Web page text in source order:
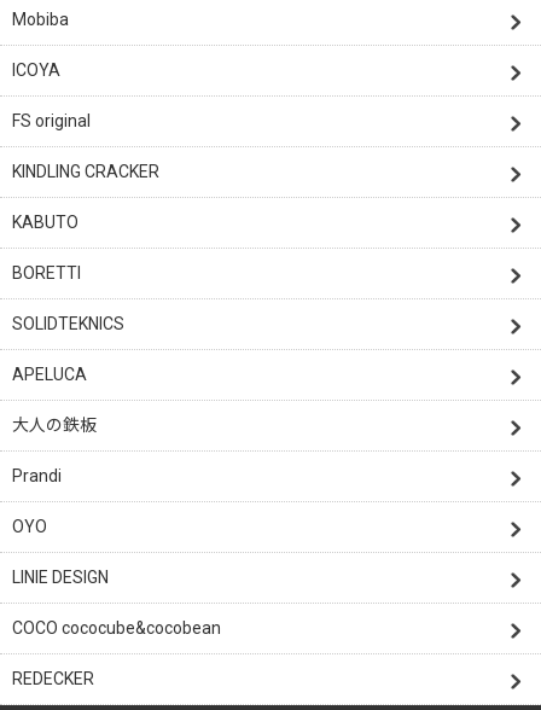
Mobiba
ICOYA
FS original
KINDLING CRACKER
KABUTO
BORETTI
SOLIDTEKNICS
APELUCA
大人の鉄板
Prandi
OYO
LINIE DESIGN
COCO cococube&cocobean
REDECKER